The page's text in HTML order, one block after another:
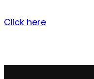
Click here